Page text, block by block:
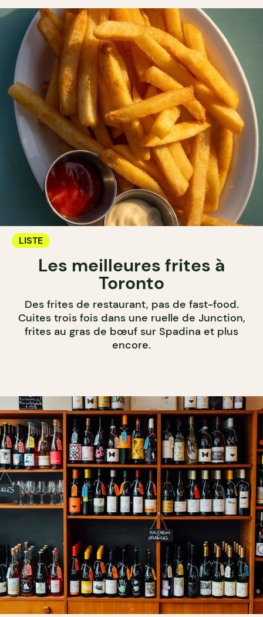
LISTE
Les meilleures frites à
Toronto
Des frites de restaurant, pas de fast-food.
Cuites trois fois dans une ruelle de Junction,
frites au gras de bœuf sur Spadina et plus
encore.